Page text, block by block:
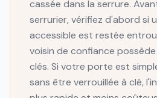
cassée dans la serrure.
serrurier, vérifiez d'abord si
accessible est restée
voisin de confiance
clés. Si votre porte est
sans être verrouillée à clé,